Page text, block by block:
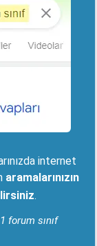
internet
aramalarınızın
.
forum sınıf